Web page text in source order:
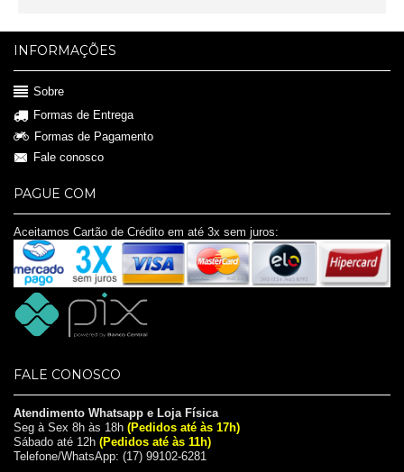
INFORMAÇÕES
Sobre
Formas de Entrega
Formas de Pagamento
Fale conosco
PAGUE COM
Aceitamos Cartão de Crédito em até 3x sem juros:
FALE CONOSCO
Atendimento Whatsapp e Loja Física
Seg à Sex 8h às 18h (Pedidos até às 17h)
Sábado até 12h (Pedidos até às 11h)
Telefone/WhatsApp: (17) 99102-6281